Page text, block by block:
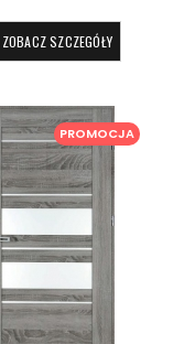
ZOBACZ SZCZEGÓŁY
PROMOCJA